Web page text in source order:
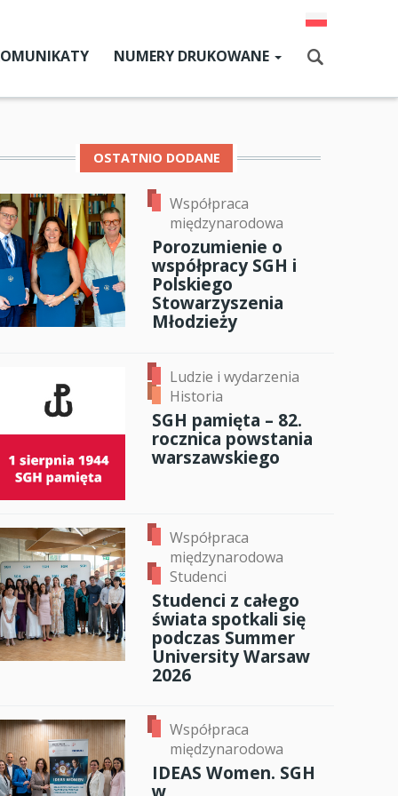
SGH
SGH
NUMERY DRUKOWANE
Aktualny numer
OSTATNIO DODANE
Współpraca
międzynarodowa
Porozumienie o
współpracy SGH i
Polskiego
Stowarzyszenia
Młodzieży
Ludzie i wydarzenia
Historia
SGH pamięta – 82.
rocznica powstania
warszawskiego
Współpraca
międzynarodowa
Studenci
Studenci z całego
świata spotkali się
podczas Summer
University Warsaw
2026
Współpraca
międzynarodowa
IDEAS Women. SGH
w